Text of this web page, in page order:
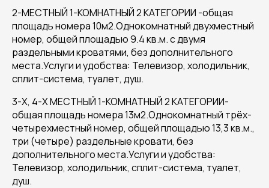
2-МЕСТНЫЙ 1-КОМНАТНЫЙ 2 КАТЕГОРИИ -общая
площадь номера 10м2.Однокомнатный двухместный
номер, общей площадью 9.4 кв.м. с двумя
раздельными кроватями, без дополнительного
места.Услуги и удобства: Телевизор, холодильник,
сплит-система, туалет, душ.
3-Х, 4-Х МЕСТНЫЙ 1-КОМНАТНЫЙ 2 КАТЕГОРИИ-
общая площадь номера 13м2.Однокомнатный трёх-
четырехместный номер, общей площадью 13,3 кв.м.,
три (четыре) раздельные кровати, без
дополнительного места.Услуги и удобства:
Телевизор, холодильник, сплит-система, туалет,
душ.